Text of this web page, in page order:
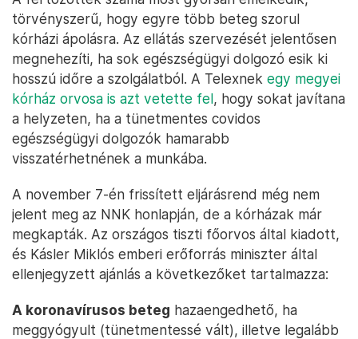
törvényszerű, hogy egyre több beteg szorul
kórházi ápolásra. Az ellátás szervezését jelentősen
megnehezíti, ha sok egészségügyi dolgozó esik ki
hosszú időre a szolgálatból. A Telexnek egy megyei
kórház orvosa is azt vetette fel, hogy sokat javítana
a helyzeten, ha a tünetmentes covidos
egészségügyi dolgozók hamarabb
visszatérhetnének a munkába.
A november 7-én frissített eljárásrend még nem
jelent meg az NNK honlapján, de a kórházak már
megkapták. Az országos tiszti főorvos által kiadott,
és Kásler Miklós emberi erőforrás miniszter által
ellenjegyzett ajánlás a következőket tartalmazza:
A koronavírusos beteg hazaengedhető, ha
meggyógyult (tünetmentessé vált), illetve legalább